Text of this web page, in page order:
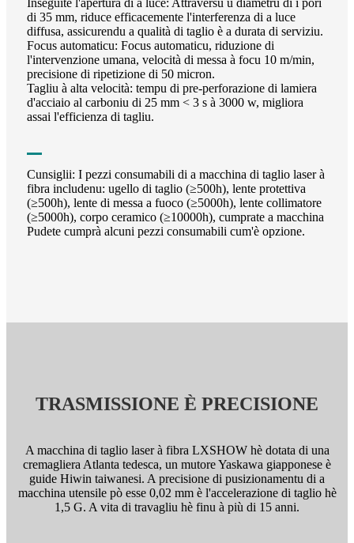
Inseguite l'apertura di a luce: Attraversu u diametru di i pori
di 35 mm, riduce efficacemente l'interferenza di a luce
diffusa, assicurendu a qualità di taglio è a durata di serviziu.
Focus automaticu: Focus automaticu, riduzione di
l'intervenzione umana, velocità di messa à focu 10 m/min,
precisione di ripetizione di 50 micron.
Tagliu à alta velocità: tempu di pre-perforazione di lamiera
d'acciaio al carboniu di 25 mm < 3 s à 3000 w, migliora
assai l'efficienza di tagliu.
Cunsiglii: I pezzi consumabili di a macchina di taglio laser à
fibra includenu: ugello di taglio (≥500h), lente protettiva
(≥500h), lente di messa a fuoco (≥5000h), lente collimatore
(≥5000h), corpo ceramico (≥10000h), cumprate a macchina
Pudete cumprà alcuni pezzi consumabili cum'è opzione.
TRASMISSIONE È PRECISIONE
A macchina di taglio laser à fibra LXSHOW hè dotata di una
cremagliera Atlanta tedesca, un mutore Yaskawa giapponese è
guide Hiwin taiwanesi. A precisione di pusizionamentu di a
macchina utensile pò esse 0,02 mm è l'accelerazione di taglio hè
1,5 G. A vita di travagliu hè finu à più di 15 anni.